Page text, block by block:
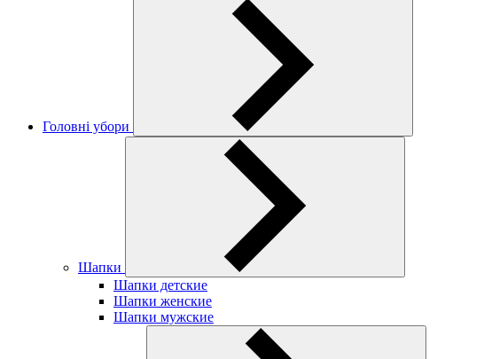
Головні убори
Шапки
Шапки детские
Шапки женские
Шапки мужские